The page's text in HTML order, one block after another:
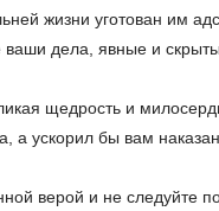
жизни уготован им
ваши дела, явные и
щедрость и
а ускорил бы вам
верой и не следуйте